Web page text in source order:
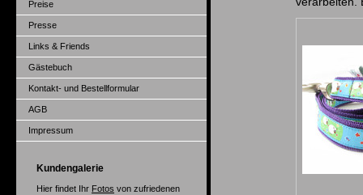
Preise
Presse
Links & Friends
Gästebuch
Kontakt- und Bestellformular
AGB
Impressum
Kundengalerie
Hier findet Ihr Fotos von zufriedenen